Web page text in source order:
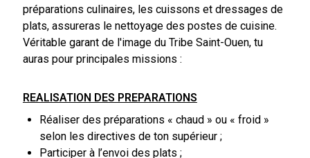
préparations culinaires, les cuissons et dressages de
plats, assureras le nettoyage des postes de cuisine.
Véritable garant de l'image du Tribe Saint-Ouen, tu
auras pour principales missions :
REALISATION DES PREPARATIONS
Réaliser des préparations « chaud » ou « froid »
selon les directives de ton supérieur ;
Participer à l’envoi des plats ;